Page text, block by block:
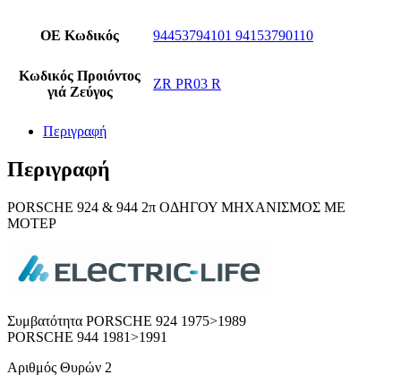
ΟΕ Κωδικός 94453794101 94153790110
Κωδικός Προιόντος
γιά Ζεύγος
ZR PR03 R
Περιγραφή
Περιγραφή
PORSCHE 924 & 944 2π ΟΔΗΓΟΥ ΜΗΧΑΝΙΣΜΟΣ ΜΕ
ΜΟΤΕΡ
Συμβατότητα PORSCHE 924 1975>1989
PORSCHE 944 1981>1991
Αριθμός Θυρών 2